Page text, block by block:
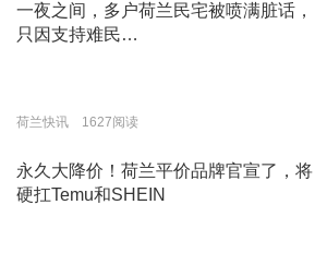
一夜之间，多户荷兰民宅被喷满脏话，
只因支持难民…
荷兰快讯 1627阅读
永久大降价！荷兰平价品牌官宣了，将
硬扛Temu和SHEIN